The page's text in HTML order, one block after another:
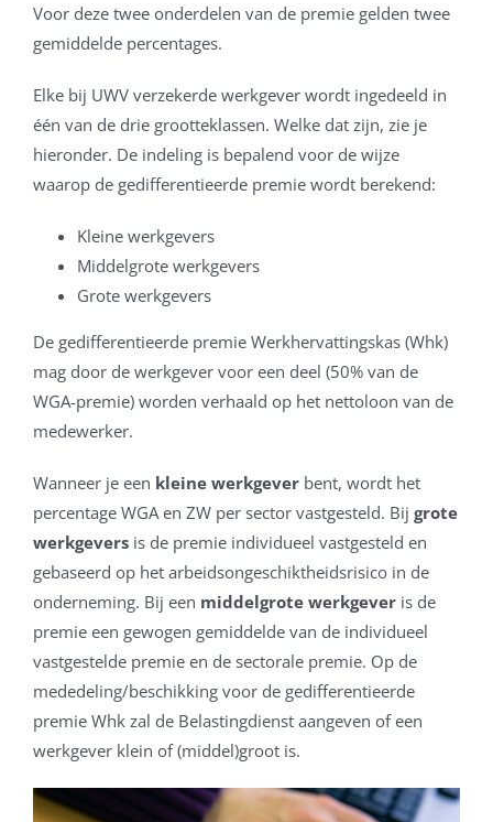
Voor deze twee onderdelen van de premie gelden twee
gemiddelde percentages.
Elke bij UWV verzekerde werkgever wordt ingedeeld in
één van de drie grootteklassen. Welke dat zijn, zie je
hieronder. De indeling is bepalend voor de wijze
waarop de gedifferentieerde premie wordt berekend:
Kleine werkgevers
Middelgrote werkgevers
Grote werkgevers
De gedifferentieerde premie Werkhervattingskas (Whk)
mag door de werkgever voor een deel (50% van de
WGA-premie) worden verhaald op het nettoloon van de
medewerker.
Wanneer je een kleine werkgeverbent, wordt het
percentage WGA en ZW per sector vastgesteld. Bij grote
werkgeversis de premie individueel vastgesteld en
gebaseerd op het arbeidsongeschiktheidsrisico in de
onderneming. Bij een middelgrote werkgeveris de
premie een gewogen gemiddelde van de individueel
vastgestelde premie en de sectorale premie. Op de
mededeling/beschikking voor de gedifferentieerde
premie Whk zal de Belastingdienst aangeven of een
werkgever klein of (middel)groot is.